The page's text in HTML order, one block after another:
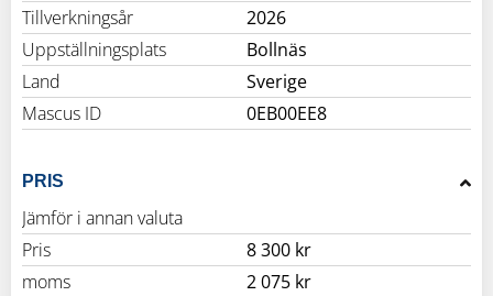
Tillverkningsår
2026
Uppställningsplats
Bollnäs
Land
Sverige
Mascus ID
0EB00EE8
PRIS
Jämför i annan valuta
Pris
8 300 kr
moms
2 075 kr